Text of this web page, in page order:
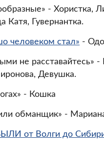
- Хористка,
Катя, Гувернантка.
человеком стал» -
не расставайтесь» -
Девушка.
- Кошка
обманщик» -
от Волги до